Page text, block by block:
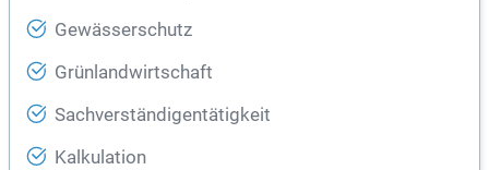
Gewässerschutz
Grünlandwirtschaft
Sachverständigentätigkeit
Kalkulation